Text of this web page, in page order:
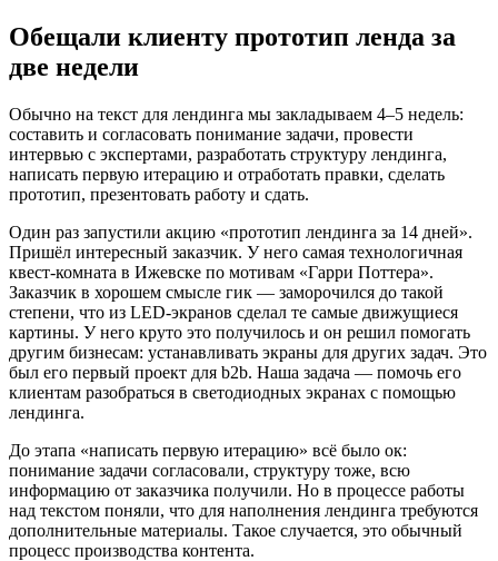
Обещали клиенту прототип ленда за
две недели
Обычно на текст для лендинга мы закладываем 4–5 недель:
составить и согласовать понимание задачи, провести
интервью с экспертами, разработать структуру лендинга,
написать первую итерацию и отработать правки, сделать
прототип, презентовать работу и сдать.
Один раз запустили акцию «прототип лендинга за 14 дней».
Пришёл интересный заказчик. У него самая технологичная
квест-комната в Ижевске по мотивам «Гарри Поттера».
Заказчик в хорошем смысле гик — заморочился до такой
степени, что из LED-экранов сделал те самые движущиеся
картины. У него круто это получилось и он решил помогать
другим бизнесам: устанавливать экраны для других задач. Это
был его первый проект для b2b. Наша задача — помочь его
клиентам разобраться в светодиодных экранах с помощью
лендинга.
До этапа «написать первую итерацию» всё было ок:
понимание задачи согласовали, структуру тоже, всю
информацию от заказчика получили. Но в процессе работы
над текстом поняли, что для наполнения лендинга требуются
дополнительные материалы. Такое случается, это обычный
процесс производства контента.